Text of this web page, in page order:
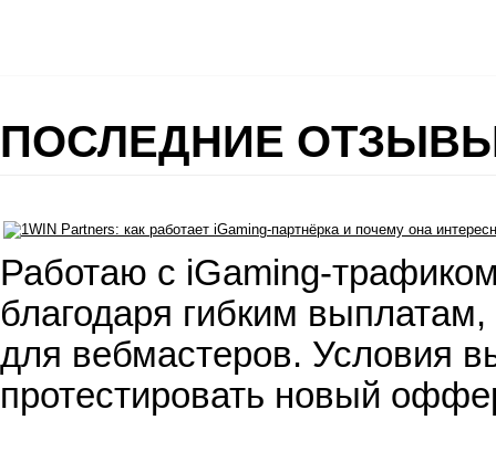
ПОСЛЕДНИЕ
Работаю с iGaming-
благодаря гибким
для вебмастеров. Условия
протестировать новый